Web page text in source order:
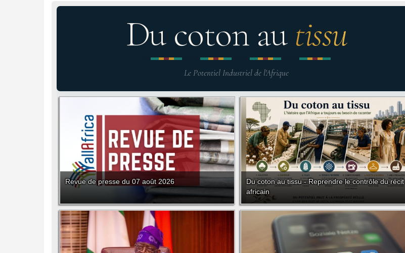
Du coton au tissu
Le Potentiel Industriel de l'Afrique
Revue de presse du 07 août 2026
Du coton au tissu - Reprendre le contrôle du récit
africain